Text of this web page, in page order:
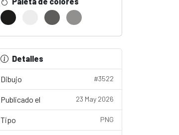
Detalles
Dibujo #3522
Publicado el 23 May 2026
Tipo PNG